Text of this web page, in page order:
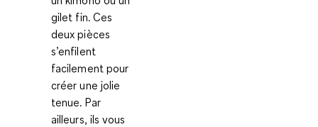
gilet fin. Ces
deux pièces
s’enfilent
facilement pour
créer une jolie
tenue. Par
ailleurs, ils vous